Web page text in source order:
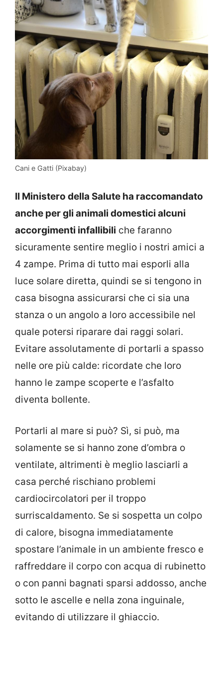
Cani e Gatti (Pixabay)
Il Ministero della Salute ha raccomandato
anche per gli animali domestici alcuni
accorgimenti infallibili che faranno
sicuramente sentire meglio i nostri amici a
4 zampe. Prima di tutto mai esporli alla
luce solare diretta, quindi se si tengono in
casa bisogna assicurarsi che ci sia una
stanza o un angolo a loro accessibile nel
quale potersi riparare dai raggi solari.
Evitare assolutamente di portarli a spasso
nelle ore più calde: ricordate che loro
hanno le zampe scoperte e l’asfalto
diventa bollente.
Portarli al mare si può? Sì, si può, ma
solamente se si hanno zone d’ombra o
ventilate, altrimenti è meglio lasciarli a
casa perché rischiano problemi
cardiocircolatori per il troppo
surriscaldamento. Se si sospetta un colpo
di calore, bisogna immediatamente
spostare l’animale in un ambiente fresco e
raffreddare il corpo con acqua di rubinetto
o con panni bagnati sparsi addosso, anche
sotto le ascelle e nella zona inguinale,
evitando di utilizzare il ghiaccio.